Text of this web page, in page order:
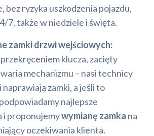
bez ryzyka uszkodzenia pojazdu,
7, także w niedziele i święta.
zamki drzwi wejściowych:
klucza, zacięty
mechanizmu – nasi technicy
naprawiają zamki, a jeśli to
najlepsze
i proponujemywymianę zamka na
oczekiwania klienta.